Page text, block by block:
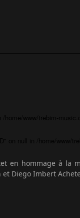
/home/www/trebim-
on null in /home/www/
en hommage à la
et Diego Imbert